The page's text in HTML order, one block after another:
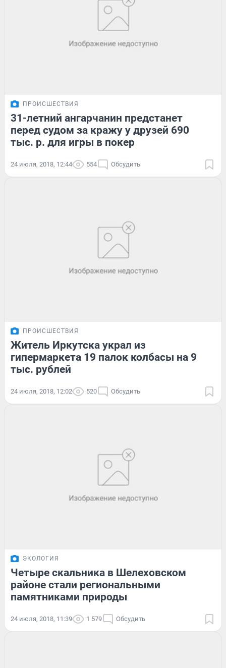
ПРОИСШЕСТВИЯ
31-летний ангарчанин предстанет
перед судом за кражу у друзей 690
тыс. р. для игры в покер
24 июля, 2018, 12:44 554 Обсудить
ПРОИСШЕСТВИЯ
Житель Иркутска украл из
гипермаркета 19 палок колбасы на 9
тыс. рублей
24 июля, 2018, 12:02 520 Обсудить
ЭКОЛОГИЯ
Четыре скальника в Шелеховском
районе стали региональными
памятниками природы
24 июля, 2018, 11:39 1 579 Обсудить